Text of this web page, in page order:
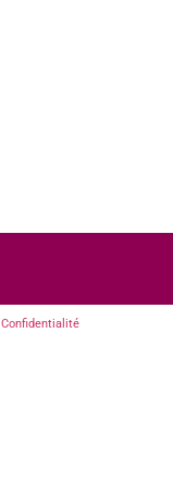
Confidentialité